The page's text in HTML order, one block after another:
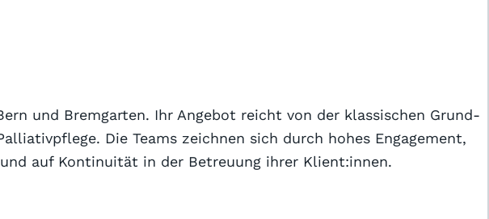
und Bremgarten. Ihr Angebot reicht von der klassischen Grund-
Die Teams zeichnen sich durch hohes Engagement,
auf Kontinuität in der Betreuung ihrer Klient:innen.